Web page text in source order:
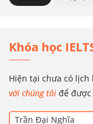
Khóa học
Hiện tại chưa có
với chúng tôi để
Trần Đại Nghĩa